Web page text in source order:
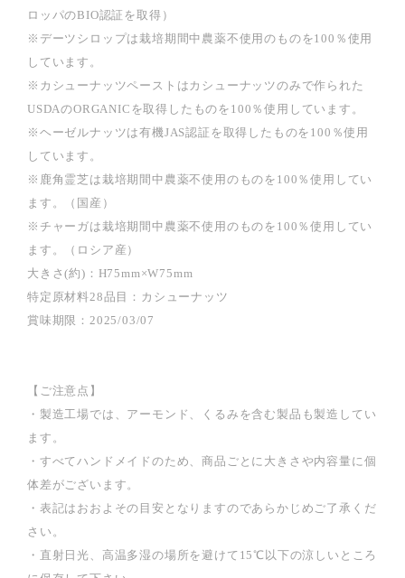
ロッパのBIO認証を取得）
※デーツシロップは栽培期間中農薬不使用のものを100％使用
しています。
※カシューナッツペーストはカシューナッツのみで作られた
USDAのORGANICを取得したものを100％使用しています。
※ヘーゼルナッツは有機JAS認証を取得したものを100％使用
しています。
※鹿角霊芝は栽培期間中農薬不使用のものを100％使用してい
ます。（国産）
※チャーガは栽培期間中農薬不使用のものを100％使用してい
ます。（ロシア産）
大きさ(約)：H75mm×W75mm
特定原材料28品目：カシューナッツ
賞味期限：2025/03/07
【ご注意点】
・製造工場では、アーモンド、くるみを含む製品も製造してい
ます。
・すべてハンドメイドのため、商品ごとに大きさや内容量に個
体差がございます。
・表記はおおよその目安となりますのであらかじめご了承くだ
さい。
・直射日光、高温多湿の場所を避けて15℃以下の涼しいところ